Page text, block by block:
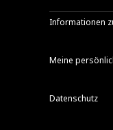
Informationen
Meine
Datenschutz